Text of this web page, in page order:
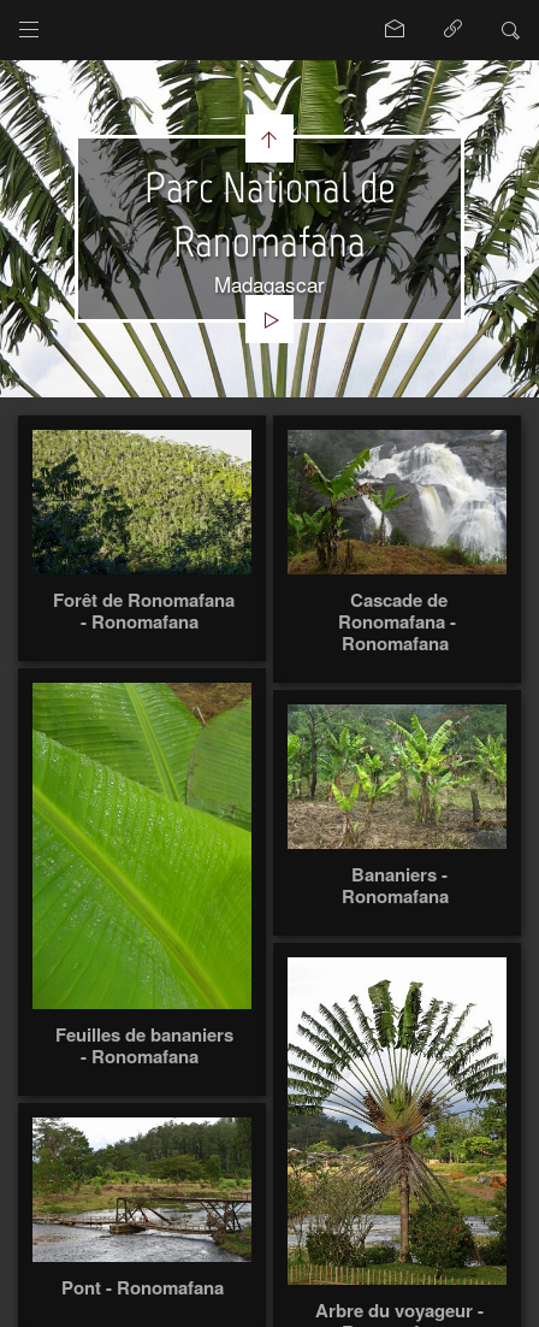
Parc National de
Ranomafana
Madagascar
Forêt de Ronomafana
- Ronomafana
Cascade de
Ronomafana -
Ronomafana
Feuilles de bananiers
- Ronomafana
Bananiers -
Ronomafana
Arbre du voyageur -
Pont - Ronomafana